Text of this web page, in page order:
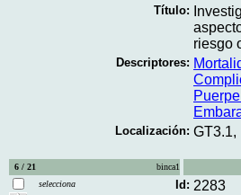
Título:
riesgo
Descriptores:
Localización: GT3.1,
6 / 21
binca1
selecciona
Id: 2283